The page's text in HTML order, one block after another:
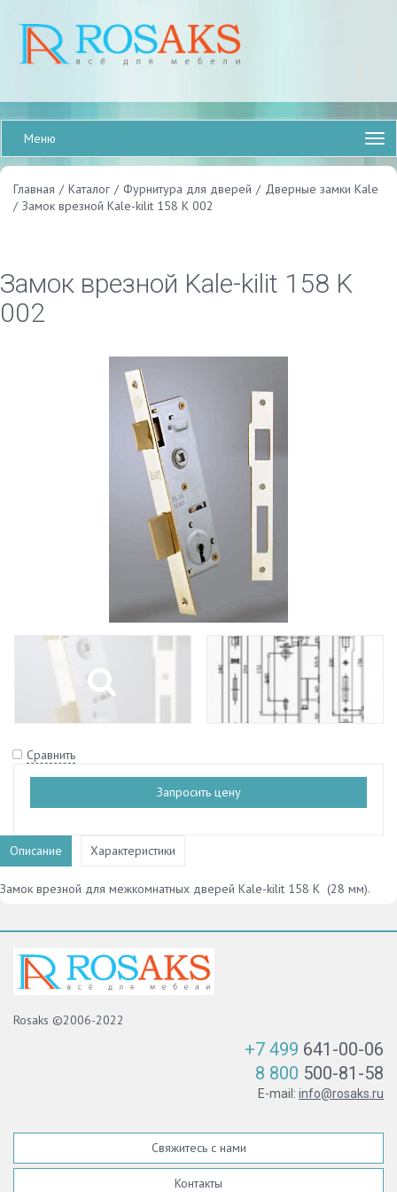
Меню
Главная / Каталог / Фурнитура для дверей / Дверные замки Kale
/ Замок врезной Kale-kilit 158 K 002
Замок врезной Kale-kilit 158 K
002
Сравнить
Запросить цену
Описание Характеристики
Замок врезной для межкомнатных дверей Kale-kilit 158 K (28 мм).
Rosaks ©2006-2022
+7 499 641-00-06
8 800 500-81-58
E-mail: info@rosaks.ru
Свяжитесь с нами
Контакты